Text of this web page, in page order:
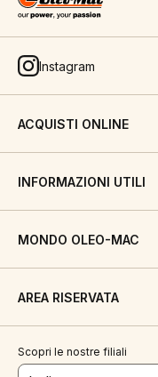
Instagram
ACQUISTI ONLINE
INFORMAZIONI UTILI
MONDO OLEO-MAC
AREA RISERVATA
Scopri le nostre filiali